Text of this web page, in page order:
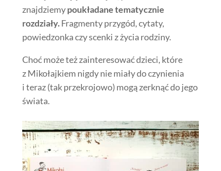
znajdziemypoukładane tematycznie
rozdziały.Fragmenty przygód, cytaty,
powiedzonka czy scenki z życia rodziny.
Choć może też zainteresować dzieci, które
z Mikołajkiem nigdy nie miały do czynienia
i teraz (tak przekrojowo) mogą zerknąć do jego
świata.